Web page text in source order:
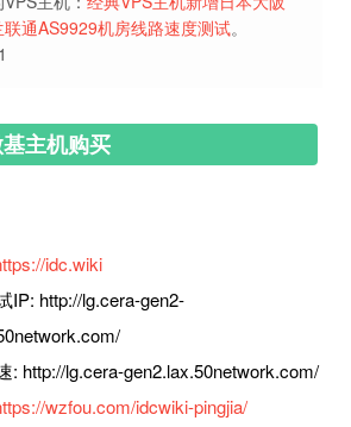
通AS9929机房线路速度测试。
主机购买
idc.wiki
IP: http://lg.cera-gen2-
: http://lg.cera-gen2.lax.50network.com/
wzfou.com/idcwiki-pingjia/